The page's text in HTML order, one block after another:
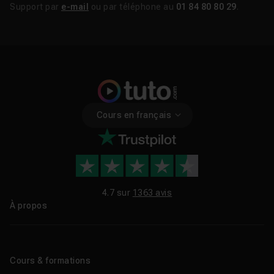
Support par e-mail ou par téléphone au 01 84 80 80 29
Cours en français
4.7 sur 1363 avis
À propos
Cours & formations